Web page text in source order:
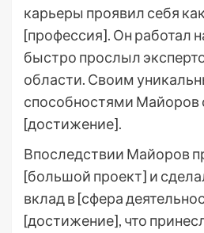
карьеры проявил себя
[профессия]. Он работал
быстро прослыл
области. Своим
способностями Майоров
[достижение].
Впоследствии Майоров
[большой проект] и
вклад в [сфера
[достижение], что